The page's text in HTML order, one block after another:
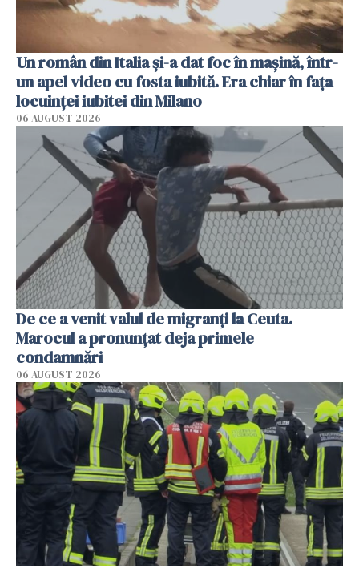
Un român din Italia și-a dat foc în mașină, într-
un apel video cu fosta iubită. Era chiar în fața
locuinței iubitei din Milano
06 AUGUST 2026
De ce a venit valul de migranți la Ceuta.
Marocul a pronunțat deja primele
condamnări
06 AUGUST 2026